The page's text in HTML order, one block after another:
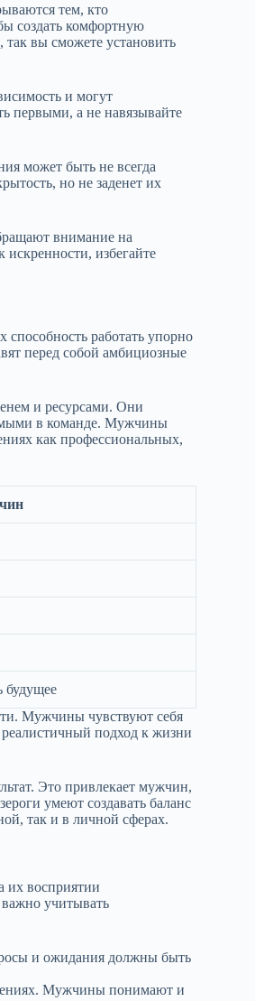
тем, кто
создать комфортную
так вы сможете установить
и могут
первыми, а не навязывайте
может быть не всегда
но не заденет их
внимание на
избегайте
работать упорно
перед собой амбициозные
и ресурсами. Они
в команде. Мужчины
как профессиональных,
будущее
Мужчины чувствуют себя
подход к жизни
Это привлекает мужчин,
умеют создавать баланс
так и в личной сферах.
их восприятии
учитывать
и ожидания должны быть
Мужчины понимают и